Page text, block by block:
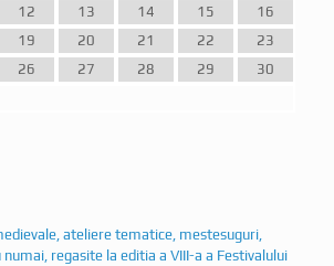
12 13 14 15
16
19 20 21 22
23
26 27 28 29
30
ateliere tematice, mestesuguri,
numai, regasite la editia a VIII-a a Festivalului